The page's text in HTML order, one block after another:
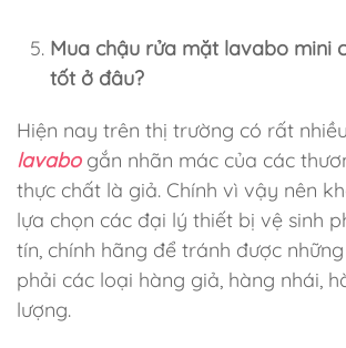
Mua chậu rửa mặt lavabo mini
tốt ở đâu?
Hiện nay trên thị trường có rất
lavabogắn nhãn mác của các
thực chất là giả. Chính vì vậy nên
lựa chọn các đại lý thiết bị vệ sinh
tín, chính hãng để tránh được
phải các loại hàng giả, hàng nhái,
lượng.